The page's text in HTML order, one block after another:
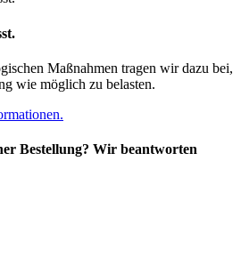
Maßnahmen tragen wir dazu bei,
wie möglich zu belasten.
Bestellung? Wir beantworten